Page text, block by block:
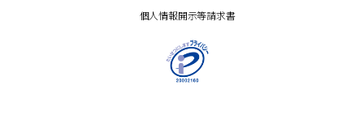
個人情報開示等請求書